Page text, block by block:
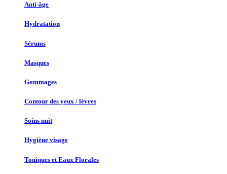
Anti-âge
Hydratation
Sérums
Masques
Gommages
Contour des yeux / lèvres
Soins nuit
Hygiène visage
Toniques et Eaux Florales